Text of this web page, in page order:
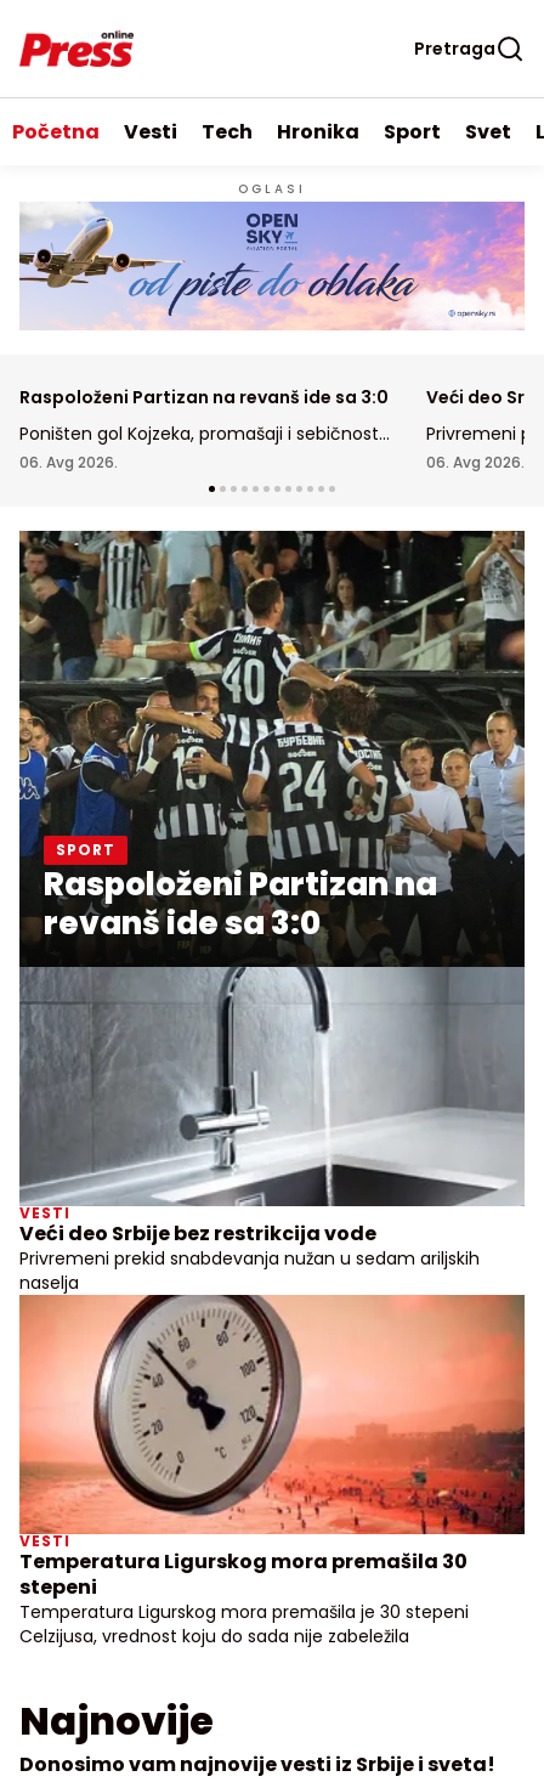
Pretraga
Početna Vesti Tech Hronika Sport Svet
OGLASI
Raspoloženi Partizan na revanš ide sa 3:0
Poništen gol Kojzeka, promašaji i sebičnost
saigrača - prava šteta što crno-beli nisu
revanš pretvorili u čistu formalnost
06. Avg 2026.
Veći deo
Privremeni
sedam
06. Avg 2026.
Najnovije
Donosimo vam najnovije vesti iz Srbije i sveta!
SPORT
Raspoloženi Partizan na
revanš ide sa 3:0
VESTI
Veći deo Srbije bez restrikcija vode
Privremeni prekid snabdevanja nužan u sedam ariljskih
naselja
VESTI
Temperatura Ligurskog mora premašila 30
stepeni
Temperatura Ligurskog mora premašila je 30 stepeni
Celzijusa, vrednost koju do sada nije zabeležila